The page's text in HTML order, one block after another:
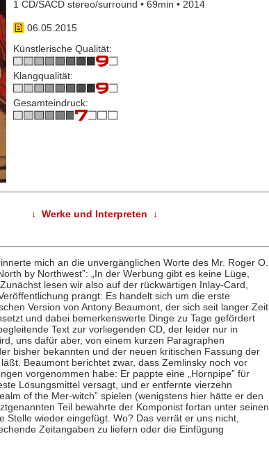
1 CD/SACD stereo/surround • 69min • 2014
06.05.2015
Künstlerische Qualität:
Klangqualität:
Gesamteindruck:
↓ Werke und Interpreten ↓
mich an die unvergänglichen Worte des Mr. Roger O.
by Northwest”: „In der Werbung gibt es keine Lüge,
lesen wir also auf der rückwärtigen Inlay-Card,
prangt: Es handelt sich um die erste
Version von Antony Beaumont, der sich seit langer Zeit
und dabei bemerkenswerte Dinge zu Tage gefördert
Text zur vorliegenden CD, der leider nur in
uns dafür aber, von einem kurzen Paragraphen
bisher bekannten und der neuen kritischen Fassung der
Beaumont berichtet zwar, dass Zemlinsky noch vor
vorgenommen habe: Er pappte eine „Hornpipe” für
Lösungsmittel versagt, und er entfernte vierzehn
of the Mer-witch” spielen (wenigstens hier hätte er den
Teil bewahrte der Komponist fortan unter seinen
Stelle wieder eingefügt. Wo? Das verrät er uns nicht,
Zeitangaben zu liefern oder die Einfügung